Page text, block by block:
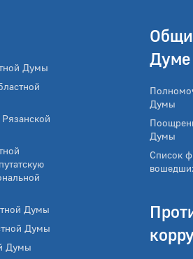
Думы
Думы
Думы
Думы
Думе
Думы
Думы
Список